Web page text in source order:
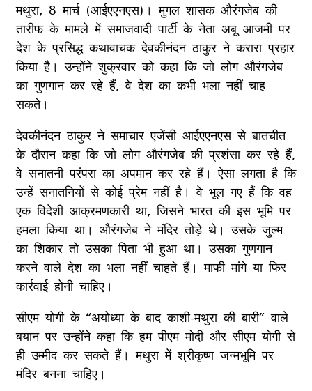
मथुरा, 8 मार्च (आईएएनएस)। मुगल शासक औरंगजेब की
तारीफ के मामले में समाजवादी पार्टी के नेता अबू आजमी पर
देश के प्रसिद्ध कथावाचक देवकीनंदन ठाकुर ने करारा प्रहार
किया है। उन्होंने शुक्रवार को कहा कि जो लोग औरंगजेब
का गुणगान कर रहे हैं, वे देश का कभी भला नहीं चाह
सकते।
देवकीनंदन ठाकुर ने समाचार एजेंसी आईएएनएस से बातचीत
के दौरान कहा कि जो लोग औरंगजेब की प्रशंसा कर रहे हैं,
वे सनातनी परंपरा का अपमान कर रहे हैं। ऐसा लगता है कि
उन्हें सनातनियों से कोई प्रेम नहीं है। वे भूल गए हैं कि वह
एक विदेशी आक्रमणकारी था, जिसने भारत की इस भूमि पर
हमला किया था। औरंगजेब ने मंदिर तोड़े थे। उसके जुल्म
का शिकार तो उसका पिता भी हुआ था। उसका गुणगान
करने वाले देश का भला नहीं चाहते हैं। माफी मांगे या फिर
कार्रवाई होनी चाहिए।
सीएम योगी के “अयोध्या के बाद काशी-मथुरा की बारी” वाले
बयान पर उन्होंने कहा कि हम पीएम मोदी और सीएम योगी से
ही उम्मीद कर सकते हैं। मथुरा में श्रीकृष्ण जन्मभूमि पर
मंदिर बनना चाहिए।